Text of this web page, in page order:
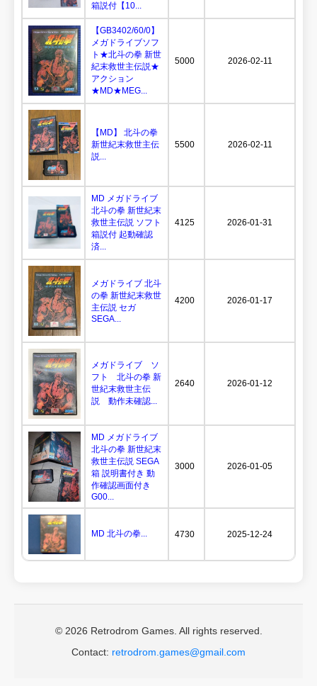
箱説付【10...
【GB3402/60/0】
メガドライブソフ
ト★北斗の拳 新世
紀末救世主伝説★
アクション
★MD★MEG...
5000 2026-02-11
【MD】 北斗の拳
新世紀末救世主伝
説...
5500 2026-02-11
MD メガドライブ
北斗の拳 新世紀末
救世主伝説 ソフト
箱説付 起動確認
済...
4125 2026-01-31
メガドライブ 北斗
の拳 新世紀末救世
主伝説 セガ
SEGA...
4200 2026-01-17
メガドライブ ソ
フト 北斗の拳 新
世紀末救世主伝
説 動作未確認...
2640 2026-01-12
MD メガドライブ
北斗の拳 新世紀末
救世主伝説 SEGA
箱 説明書付き 動
作確認画面付き
G00...
3000 2026-01-05
MD 北斗の拳... 4730 2025-12-24
© 2026 Retrodrom Games. All rights reserved.
Contact: retrodrom.games@gmail.com